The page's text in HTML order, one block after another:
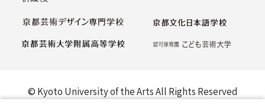
© Kyoto University of the Arts All Rights Reserved